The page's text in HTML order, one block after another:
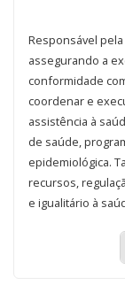
Responsável
assegurando a
conformidade
coordenar e
assistência à
de saúde,
epidemiológica.
recursos,
e igualitário à